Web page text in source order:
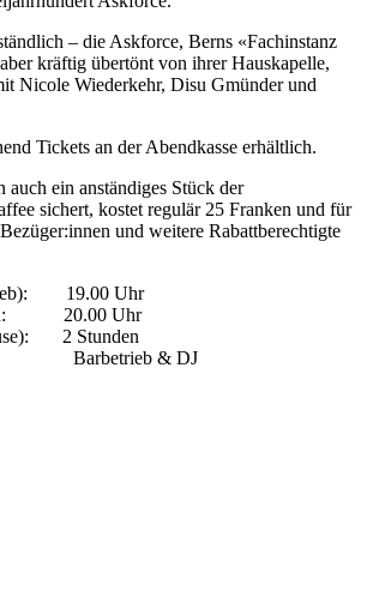
– die Askforce, Berns «Fachinstanz
kräftig übertönt von ihrer Hauskapelle,
Nicole Wiederkehr, Disu Gmünder und
Tickets an der Abendkasse erhältlich.
ein anständiges Stück der
sichert, kostet regulär 25 Franken und für
und weitere Rabattberechtigte
19.00 Uhr
20.00 Uhr
2 Stunden
Barbetrieb & DJ